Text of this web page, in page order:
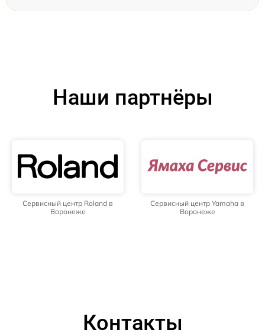
Наши партнёры
Сервисный центр Roland в
Воронеже
Сервисный центр Yamaha в
Воронеже
Контакты